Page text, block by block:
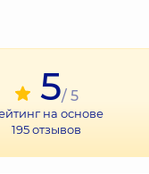
5/ 5
на основе
195отзывов